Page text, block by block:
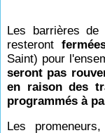
Les barrières de
resteront
Saint) pour
seront pas
en raison des
programmés à
Les